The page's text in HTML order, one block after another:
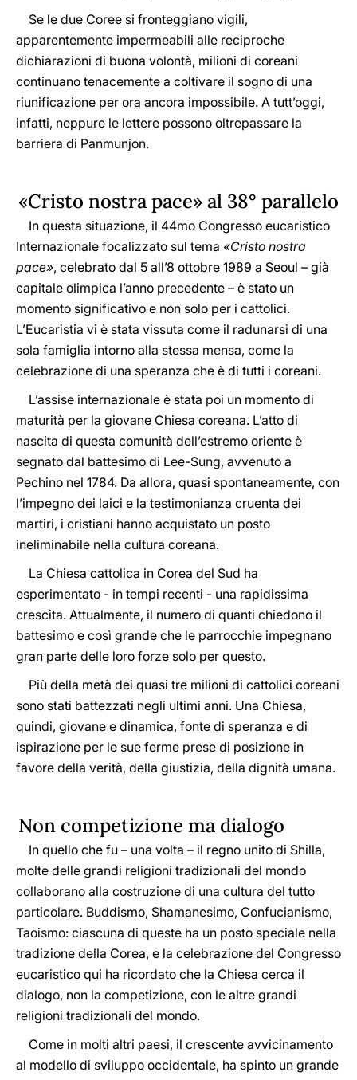
Se le due Coree si fronteggiano vigili,
apparentemente impermeabili alle reciproche
dichiarazioni di buona volontà, milioni di coreani
continuano tenacemente a coltivare il sogno di una
riunificazione per ora ancora impossibile. A tutt’oggi,
infatti, neppure le lettere possono oltrepassare la
barriera di Panmunjon.
«Cristo nostra pace» al 38° parallelo
In questa situazione, il 44mo Congresso eucaristico
Internazionale focalizzato sul tema «Cristo nostra
pace», celebrato dal 5 all’8 ottobre 1989 a Seoul – già
capitale olimpica l’anno precedente – è stato un
momento significativo e non solo per i cattolici.
L’Eucaristia vi è stata vissuta come il radunarsi di una
sola famiglia intorno alla stessa mensa, come la
celebrazione di una speranza che è di tutti i coreani.
L’assise internazionale è stata poi un momento di
maturità per la giovane Chiesa coreana. L’atto di
nascita di questa comunità dell’estremo oriente è
segnato dal battesimo di Lee-Sung, avvenuto a
Pechino nel 1784. Da allora, quasi spontaneamente, con
l’impegno dei laici e la testimonianza cruenta dei
martiri, i cristiani hanno acquistato un posto
ineliminabile nella cultura coreana.
La Chiesa cattolica in Corea del Sud ha
esperimentato - in tempi recenti - una rapidissima
crescita. Attualmente, il numero di quanti chiedono il
battesimo e così grande che le parrocchie impegnano
gran parte delle loro forze solo per questo.
Più della metà dei quasi tre milioni di cattolici coreani
sono stati battezzati negli ultimi anni. Una Chiesa,
quindi, giovane e dinamica, fonte di speranza e di
ispirazione per le sue ferme prese di posizione in
favore della verità, della giustizia, della dignità umana.
Non competizione ma dialogo
In quello che fu – una volta – il regno unito di Shilla,
molte delle grandi religioni tradizionali del mondo
collaborano alla costruzione di una cultura del tutto
particolare. Buddismo, Shamanesimo, Confucianismo,
Taoismo: ciascuna di queste ha un posto speciale nella
tradizione della Corea, e la celebrazione del Congresso
eucaristico qui ha ricordato che la Chiesa cerca il
dialogo, non la competizione, con le altre grandi
religioni tradizionali del mondo.
Come in molti altri paesi, il crescente avvicinamento
al modello di sviluppo occidentale, ha spinto un grande